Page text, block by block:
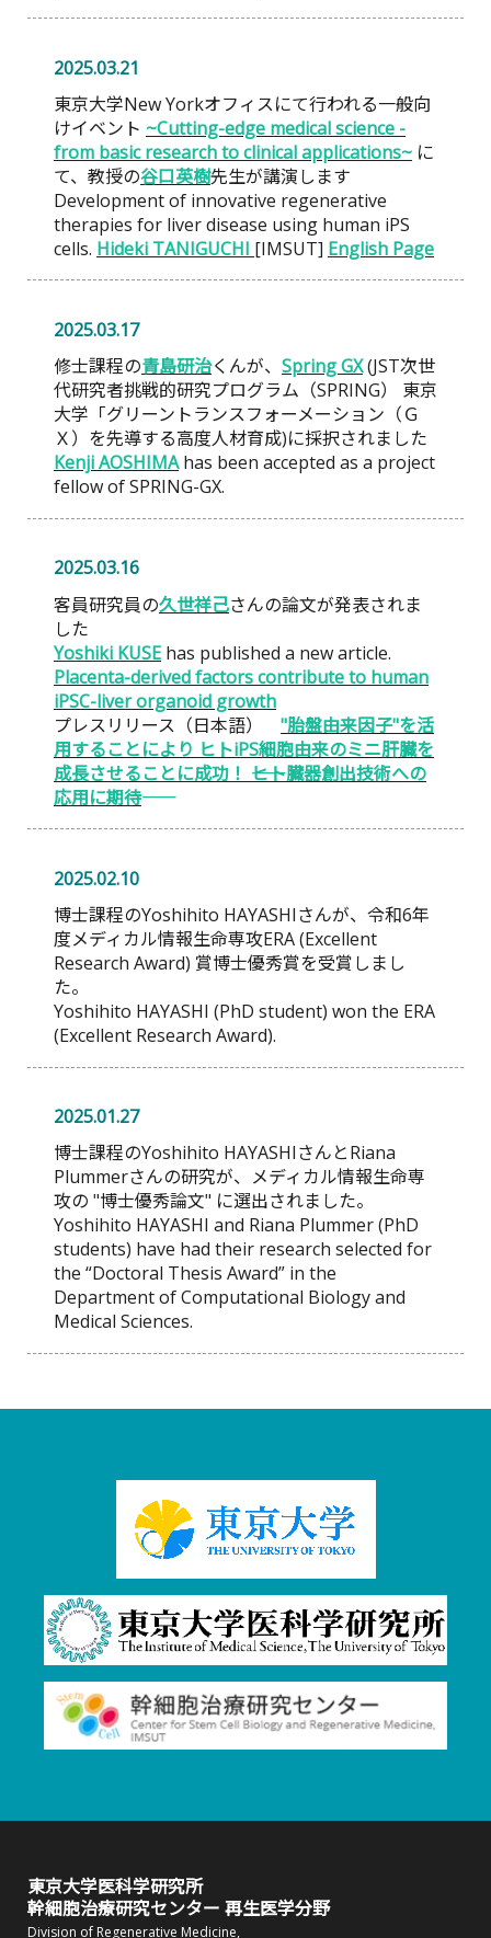
2025.03.21
東京大学New Yorkオフィスにて行われる一般向
けイベント ~Cutting-edge medical science -
from basic research to clinical applications~ に
て、教授の谷口英樹先生が講演します
Development of innovative regenerative
therapies for liver disease using human iPS
cells. Hideki TANIGUCHI [IMSUT] English Page
2025.03.17
修士課程の青島研治くんが、 Spring GX(JST次世
代研究者挑戦的研究プログラム（SPRING） 東京
大学「グリーントランスフォーメーション（Ｇ
Ｘ）を先導する高度人材育成)に採択されました
Kenji AOSHIMAhas been accepted as a project
fellow of SPRING-GX.
2025.03.16
客員研究員の久世祥己さんの論文が発表されま
した
Yoshiki KUSE has published a new article.
Placenta-derived factors contribute to human
iPSC-liver organoid growth
プレスリリース（日本語） "胎盤由来因子"を活
用することにより ヒトiPS細胞由来のミニ肝臓を
成長させることに成功！ ――ヒト臓器創出技術への
応用に期待――
2025.02.10
博士課程のYoshihito HAYASHIさんが、令和6年
度メディカル情報生命専攻ERA (Excellent
Research Award) 賞博士優秀賞を受賞しまし
た。
Yoshihito HAYASHI (PhD student) won the ERA
(Excellent Research Award).
2025.01.27
博士課程のYoshihito HAYASHIさんとRiana
Plummerさんの研究が、メディカル情報生命専
攻の "博士優秀論文" に選出されました。
Yoshihito HAYASHI and Riana Plummer (PhD
students) have had their research selected for
the “Doctoral Thesis Award” in the
Department of Computational Biology and
Medical Sciences.
東京大学医科学研究所
幹細胞治療研究センター 再生医学分野
Division of Regenerative Medicine,